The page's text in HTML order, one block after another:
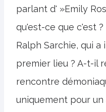
parlant d' »Emily
qu'est-ce que c'est ?
Ralph Sarchie, qui a
premier lieu ? A-t-il
rencontre
uniquement pour